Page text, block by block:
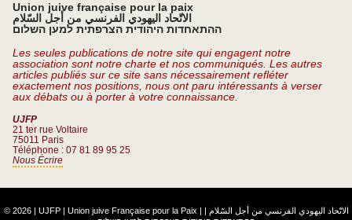
Union juive française pour la paix
الاتّحاد اليهودي الفرنسي من أجل السّلام
ההתאחדות היהודית הצרפתית למען השלום
Les seules publications de notre site qui engagent notre
association sont notre charte et nos communiqués. Les autres
articles publiés sur ce site sans nécessairement refléter
exactement nos positions, nous ont paru intéressants à verser
aux débats ou à porter à votre connaissance.
UJFP
21 ter rue Voltaire
75011 Paris
Téléphone : 07 81 89 95 25
Nous Écrire
© 2026 | UJFP | Union juive Française pour la Paix | الاتّحاد اليهودي الفرنسي من أجل السّلام |